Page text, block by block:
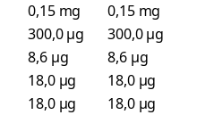
0,15 mg
0,15 mg
300,0 µg
300,0 µg
8,6 µg
8,6 µg
18,0 µg
18,0 µg
18,0 µg
18,0 µg